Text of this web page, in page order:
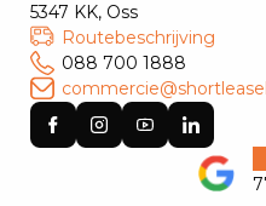
5347 KK, Oss
Routebeschrijving
088 700 1888